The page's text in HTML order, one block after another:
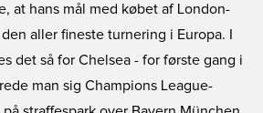
at hans mål med købet af London-
aller fineste turnering i Europa. I
det så for Chelsea - for første gang i
man sig Champions League-